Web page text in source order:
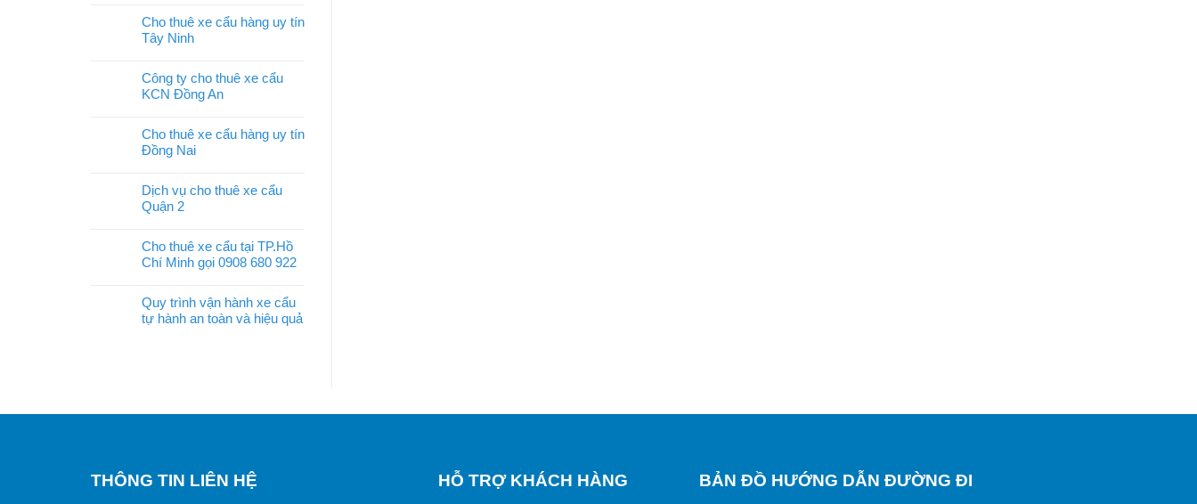
Cho thuê xe cẩu hàng uy tín
Tây Ninh
Công ty cho thuê xe cẩu
KCN Đồng An
Cho thuê xe cẩu hàng uy tín
Đồng Nai
Dịch vụ cho thuê xe cẩu
Quận 2
Cho thuê xe cẩu tại TP.Hồ
Chí Minh gọi 0908 680 922
Quy trình vận hành xe cẩu
tự hành an toàn và hiệu quả
THÔNG TIN LIÊN HỆ HỖ TRỢ KHÁCH HÀNG BẢN ĐỒ HƯỚNG DẪN ĐƯỜNG ĐI